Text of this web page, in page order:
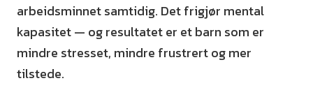
arbeidsminnet samtidig. Det frigjør mental
kapasitet — og resultatet er et barn som er
mindre stresset, mindre frustrert og mer
tilstede.